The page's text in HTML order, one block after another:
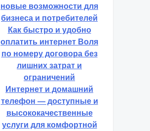
новые возможности для
бизнеса и потребителей
Как быстро и удобно
оплатить интернет Воля
по номеру договора без
лишних затрат и
ограничений
Интернет и домашний
телефон — доступные и
высококачественные
услуги для комфортной